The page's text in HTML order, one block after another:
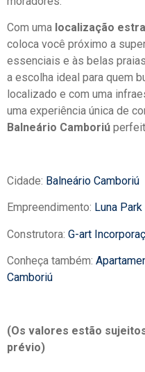
Com uma localização
coloca você próximo a
essenciais e às belas
a escolha ideal para quem
localizado e com uma
uma experiência única de
Balneário Camboriú
Cidade: Balneário Camboriú
Empreendimento: Luna
Construtora: G-art
Conheça também:
Camboriú
(Os valores estão
prévio)